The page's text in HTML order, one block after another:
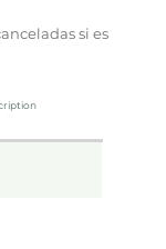
si es